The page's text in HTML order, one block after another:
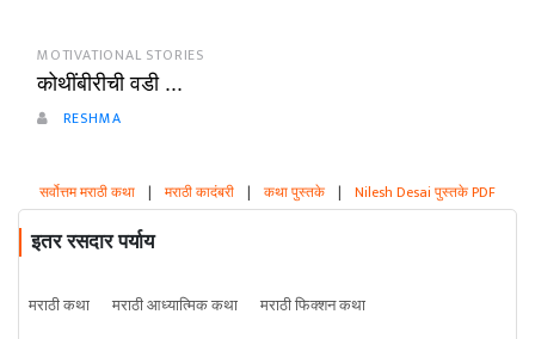
MOTIVATIONAL STORIES
कोथींबीरीची वडी ...
RESHMA
सर्वोत्तम मराठी कथा | मराठी कादंबरी | कथा पुस्तके | Nilesh Desai पुस्तके PDF
इतर रसदार पर्याय
मराठी कथा मराठी आध्यात्मिक कथा
मराठी फिक्शन कथा